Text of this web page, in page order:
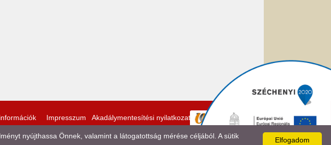
Impresszum Akadálymentesítési nyilatkozat
Elfogadom
nyújthassa Önnek, valamint a látogatottság mérése céljából. A sütik